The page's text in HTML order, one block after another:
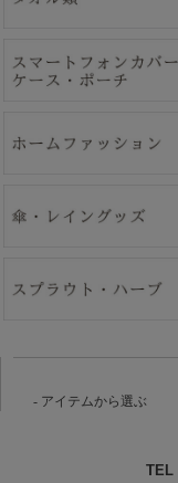
アイテムから選ぶ
TEL